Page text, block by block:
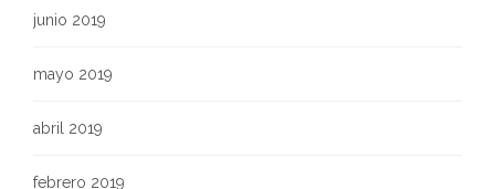
junio 2019
mayo 2019
abril 2019
febrero 2019